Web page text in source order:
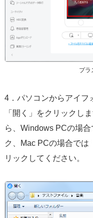
プラ
4．パソコンからアイフ
「開く」をクリックし
ら、Windows PCの場
ク、Mac PCの場合では
リックしてください。